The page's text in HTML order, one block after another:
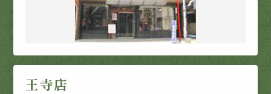
王寺店